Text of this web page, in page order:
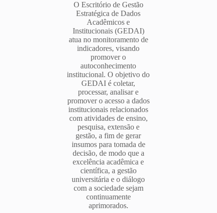
O Escritório de Gestão
Estratégica de Dados
Acadêmicos e
Institucionais (GEDAI)
atua no monitoramento de
indicadores, visando
promover o
autoconhecimento
institucional. O objetivo do
GEDAI é coletar,
processar, analisar e
promover o acesso a dados
institucionais relacionados
com atividades de ensino,
pesquisa, extensão e
gestão, a fim de gerar
insumos para tomada de
decisão, de modo que a
excelência acadêmica e
científica, a gestão
universitária e o diálogo
com a sociedade sejam
continuamente
aprimorados.